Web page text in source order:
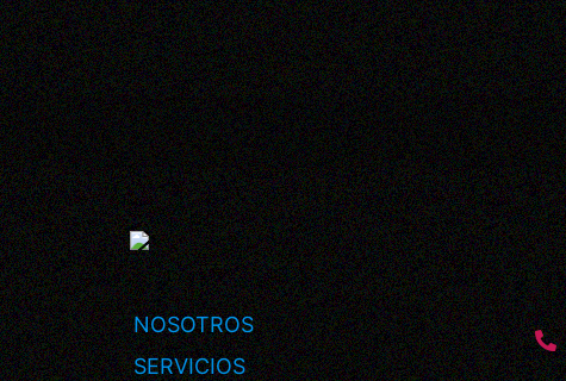
NOSOTROS
SERVICIOS